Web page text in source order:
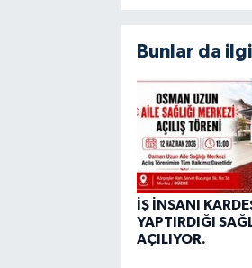
Bunlar da
İŞ İNSANI
YAPTIRDIĞI
AÇILIYOR.